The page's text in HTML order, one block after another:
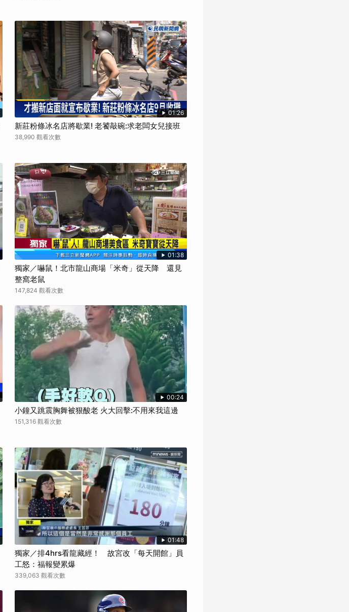
01:26
新莊粉條冰名店將歇業! 老饕敲碗:求老闆女兒接班
38,990 觀看次數
01:38
獨家／嚇鼠！北市龍山商場「米奇」從天降 還見
整窩老鼠
147,824 觀看次數
00:24
小鐘又跳震胸舞被狠酸老 火大回擊:不用來我這邊
151,316 觀看次數
01:48
獨家／排4hrs看龍藏經！ 故宮改「每天開館」員
工怒：福報變累爆
339,063 觀看次數